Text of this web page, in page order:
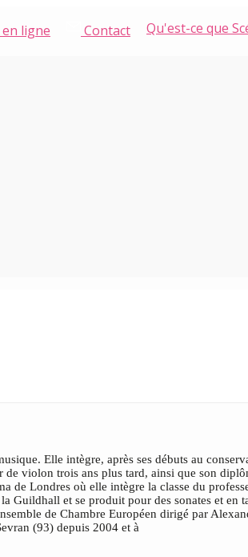
ligne Contact Qu'est-ce que
Elle intègre, après ses débuts au
violon trois ans plus tard, ainsi que son
de Londres où elle intègre la classe du
Guildhall et se produit pour des sonates et en
de Chambre Européen dirigé par
(93) depuis 2004 et à